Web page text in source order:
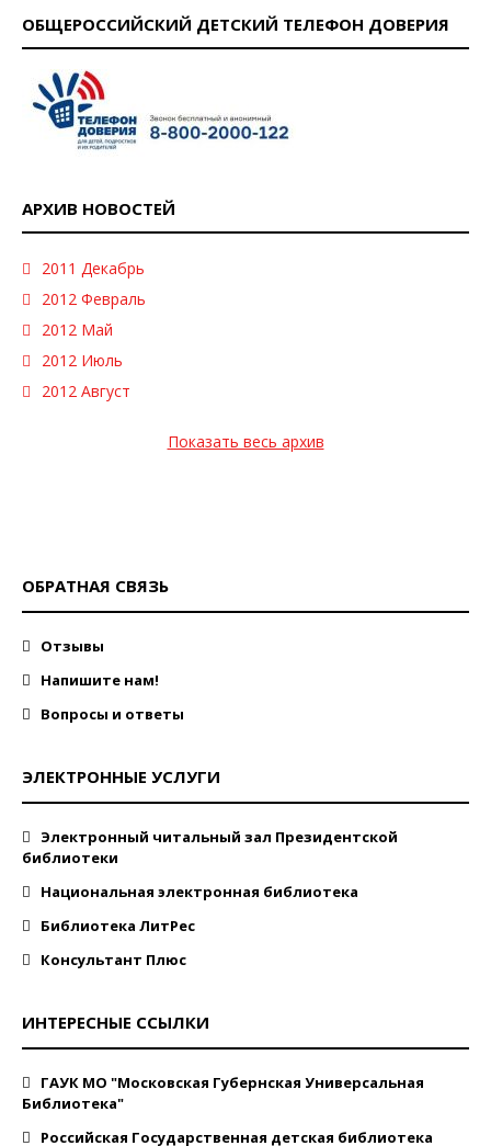
ОБЩЕРОССИЙСКИЙ ДЕТСКИЙ ТЕЛЕФОН ДОВЕРИЯ
АРХИВ НОВОСТЕЙ
2011 Декабрь
2012 Февраль
2012 Май
2012 Июль
2012 Август
Показать весь архив
ОБРАТНАЯ СВЯЗЬ
Отзывы
Напишите нам!
Вопросы и ответы
ЭЛЕКТРОННЫЕ УСЛУГИ
Электронный читальный зал Президентской
библиотеки
Национальная электронная библиотека
Библиотека ЛитРес
Консультант Плюс
ИНТЕРЕСНЫЕ ССЫЛКИ
ГАУК МО "Московская Губернская Универсальная
Библиотека"
Российская Государственная детская библиотека